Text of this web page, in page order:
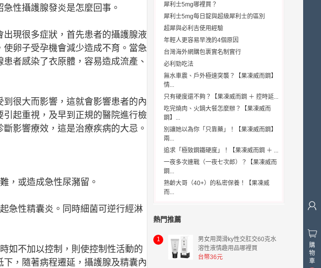
性攝護腺發炎是怎麼回事。
現很多症狀，首先患者的攝護腺液
卵子受孕機會減少造成不育。當急
者感染了衣原體，容易造成流產、
很大而影響，這就會影響患者的內
起重視，及早到正規的醫院進行檢
影響療效，這是治療疾病的大忌。
，或造成急性尿瀦留。
急性精囊炎。同時細菌可逆行經淋
如不加以控制，則使控制性活動的
，隨著病程遷延，攝護腺及精囊內
犀利士5mg哪裡買？
犀利士5mg每日錠與超級犀利士的區別
超犀與必利吉使用經驗
年輕人更容易早洩的4個原因
台灣海外網購包裹實名制實行
必利勁吃法
無水車震、戶外極速突襲？【果凍威而鋼】
情...
只有硬度還不夠？【果凍威而鋼 ＋ 控時延...
吃完燒肉、火鍋大餐怎麼辦？【果凍威而
鋼】...
別讓她以為你「只靠藥」！【果凍威而鋼】
兩...
追求「極致鋼鐵硬度」！【果凍威而鋼 ＋ ...
一夜多次連戰（一夜七次郎）？【果凍威而
鋼...
熟齡大哥（40+）的私密保養！【果凍威
而...
熱門推薦
1
男女用潤滑ky性交肛交60克水
溶性液情趣用品哪裡買
台幣36元
購
物
車